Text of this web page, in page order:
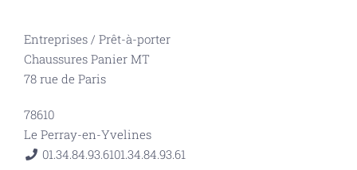
Entreprises / Prêt-à-porter
Chaussures Panier MT
78 rue de Paris
78610
Le Perray-en-Yvelines
01.34.84.93.6101.34.84.93.61